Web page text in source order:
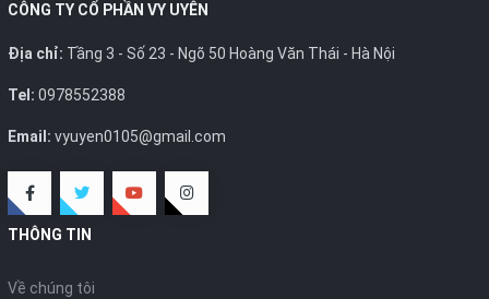
CÔNG TY CỔ PHẦN VY UYÊN
Địa chỉ: Tầng 3 - Số 23 - Ngõ 50 Hoàng Văn Thái - Hà Nội
Tel: 0978552388
Email: vyuyen0105@gmail.com
THÔNG TIN
Về chúng tôi